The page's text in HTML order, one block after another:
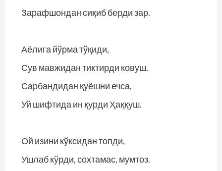
Зарафшондан сиқиб берди зар.
Аёлига йўрма тўқиди,
Сув мавжидан тиктирди ковуш.
Сарбандидан қуёшни ечса,
Уй шифтида ин қурди Ҳаққуш.
Ой изини кўксидан топди,
Ушлаб кўрди, сохтамас, мумтоз.